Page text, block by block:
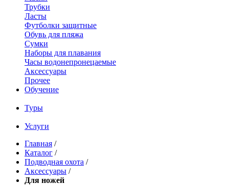
Трубки
Ласты
Футболки защитные
Обувь для пляжа
Сумки
Наборы для плавания
Часы водонепронецаемые
Аксессуары
Прочее
Обучение
Туры
Услуги
Главная /
Каталог /
Подводная охота /
Аксессуары /
Для ножей